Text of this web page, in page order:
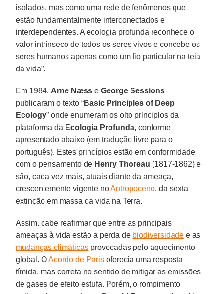
isolados, mas como uma rede de fenômenos que
estão fundamentalmente interconectados e
interdependentes. A ecologia profunda reconhece o
valor intrínseco de todos os seres vivos e concebe os
seres humanos apenas como um fio particular na teia
da vida”.
Em 1984, Arne Næss eGeorge Sessions
publicaram o texto “Basic Principles of Deep
Ecology” onde enumeram os oito princípios da
plataforma da Ecologia Profunda, conforme
apresentado abaixo (em tradução livre para o
português). Estes princípios estão em conformidade
com o pensamento de Henry Thoreau (1817-1862) e
são, cada vez mais, atuais diante da ameaça,
crescentemente vigente noAntropoceno, da sexta
extinção em massa da vida na Terra.
Assim, cabe reafirmar que entre as principais
ameaças à vida estão a perda de biodiversidade e as
mudanças climáticas provocadas pelo aquecimento
global. OAcordo de Paris oferecia uma resposta
tímida, mas correta no sentido de mitigar as emissões
de gases de efeito estufa. Porém, o rompimento